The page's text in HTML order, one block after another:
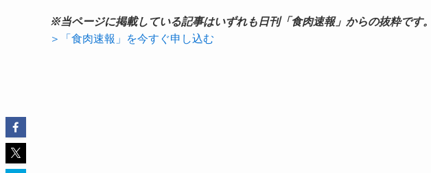
※当ページに掲載している記事はいずれも日刊「食肉速報」からの抜粋です
＞「食肉速報」を今すぐ申し込む